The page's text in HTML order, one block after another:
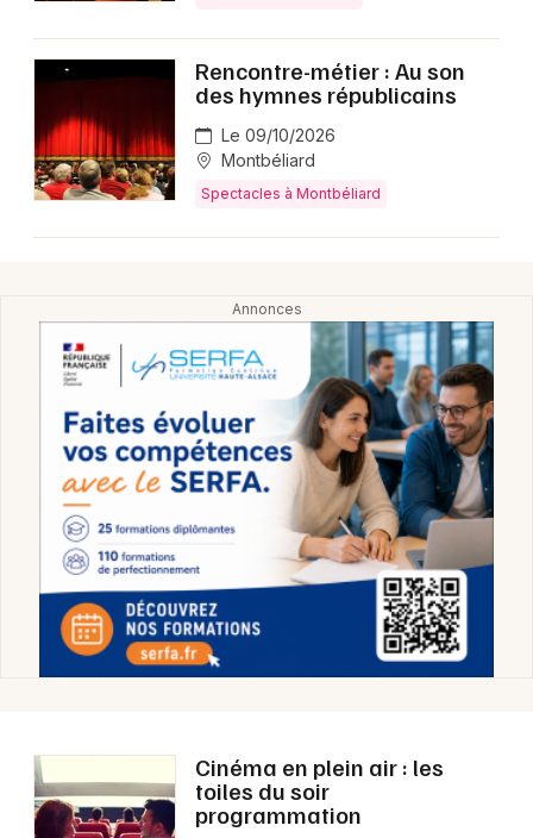
Rencontre-métier : Au son
des hymnes républicains
Le 09/10/2026
Montbéliard
Spectacles à Montbéliard
Cinéma en plein air : les
toiles du soir
programmation